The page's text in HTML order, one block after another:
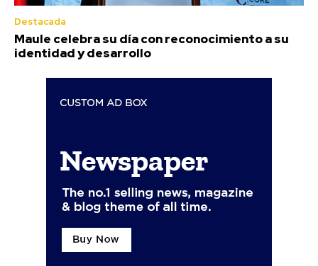
Destacada
Maule celebra su día con reconocimiento a su
identidad y desarrollo